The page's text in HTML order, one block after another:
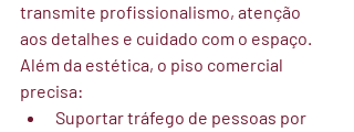
transmite profissionalismo, atenção
aos detalhes e cuidado com o espaço.
Além da estética, o piso comercial
precisa:
Suportar tráfego de pessoas por